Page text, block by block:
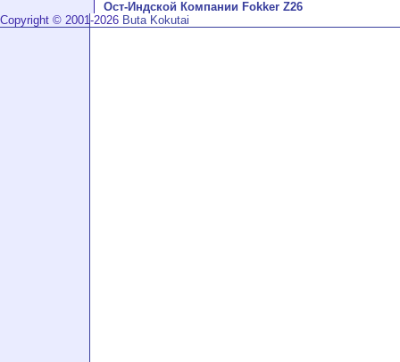
Ост-Индской Компании Fokker Z26
Copyright © 2001-2026 Buta Kokutai